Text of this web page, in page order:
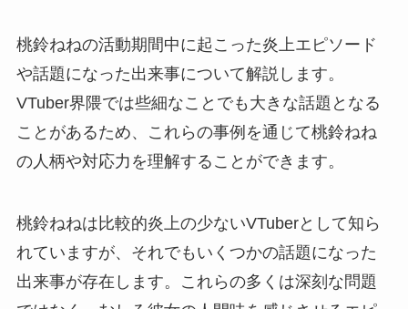
桃鈴ねねの活動期間中に起こった炎上エピソード
や話題になった出来事について解説します。
VTuber界隈では些細なことでも大きな話題となる
ことがあるため、これらの事例を通じて桃鈴ねね
の人柄や対応力を理解することができます。
桃鈴ねねは比較的炎上の少ないVTuberとして知ら
れていますが、それでもいくつかの話題になった
出来事が存在します。これらの多くは深刻な問題